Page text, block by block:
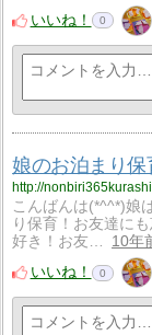
いいね！
0
娘のお泊まり保
こんばんは(*^^*)娘
り保育！お友達に
好き！お友…
10年
いいね！
0